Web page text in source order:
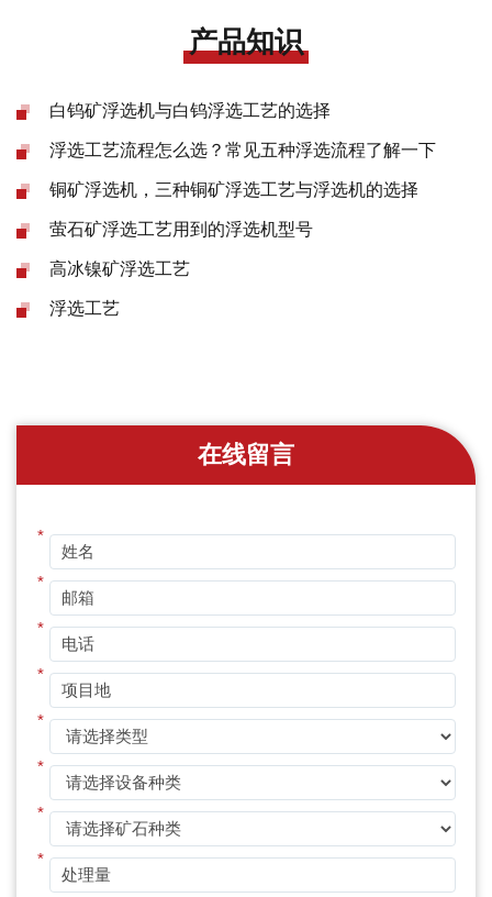
产品知识
白钨矿浮选机与白钨浮选工艺的选择
浮选工艺流程怎么选？常见五种浮选流程了解一下
铜矿浮选机，三种铜矿浮选工艺与浮选机的选择
萤石矿浮选工艺用到的浮选机型号
高冰镍矿浮选工艺
浮选工艺
在线留言
*
*
*
*
*
*
*
*